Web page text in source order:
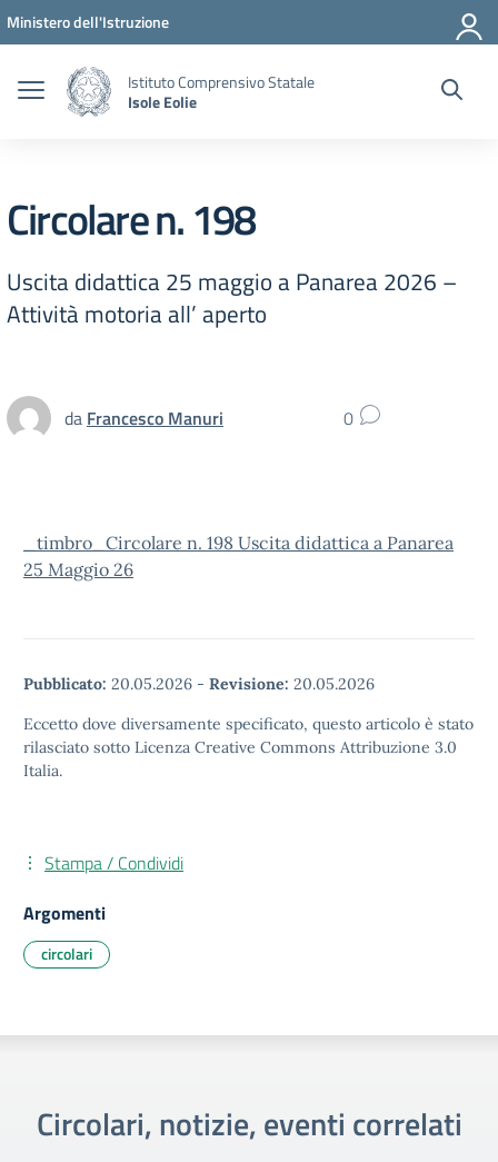
Vai ai contenuti
Vai al menu di navigazione
Vai al footer
Ministero dell'Istruzione
Istituto Comprensivo Statale
Isole Eolie
Circolare n. 198
Uscita didattica 25 maggio a Panarea 2026 –
Attività motoria all’ aperto
da Francesco Manuri 0
_timbro_Circolare n. 198 Uscita didattica a Panarea
25 Maggio 26
Pubblicato: 20.05.2026 - Revisione: 20.05.2026
Eccetto dove diversamente specificato, questo articolo è stato
rilasciato sotto Licenza Creative Commons Attribuzione 3.0
Italia.
Stampa / Condividi
Argomenti
circolari
Circolari, notizie, eventi correlati